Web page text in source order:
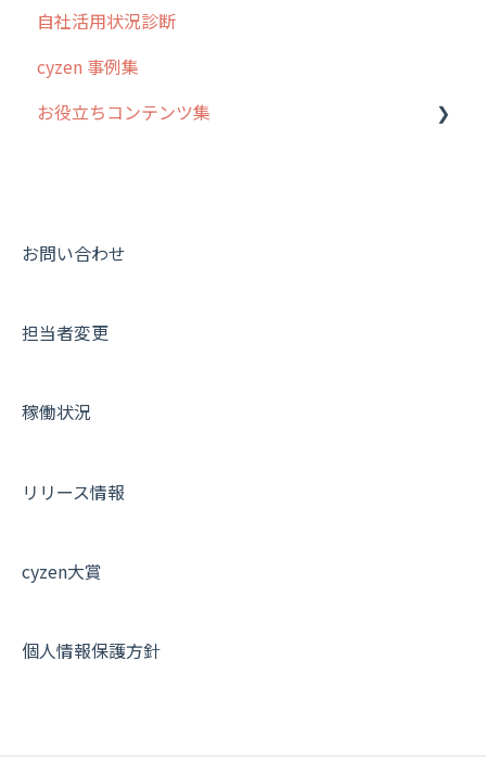
交通費自動計算
安全走行支援
写真管理・高画質化
その他オプション
契約・その他
グループ・ユーザーについて
GPS・位置情報 について
ルート自動記録 について
報告書について
メンバー画面について
その他よくある質問
自社活用状況診断
cyzen 事例集
お役立ちコンテンツ集
動画集：共通
お問い合わせ
担当者変更
稼働状況
リリース情報
cyzen大賞
個人情報保護方針